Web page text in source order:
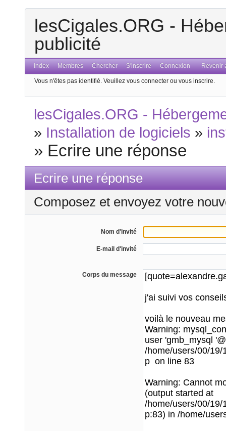
lesCigales.ORG -
publicité
Index Membres Chercher S'inscrire Connexion Revenir
Vous n'êtes pas identifié. Veuillez vous connecter ou vous inscrire.
lesCigales.ORG -
» Installation de logiciels »
» Ecrire une réponse
Ecrire une réponse
Composez et envoyez votre
Nom d'invité
E-mail d'invité
Corps du message